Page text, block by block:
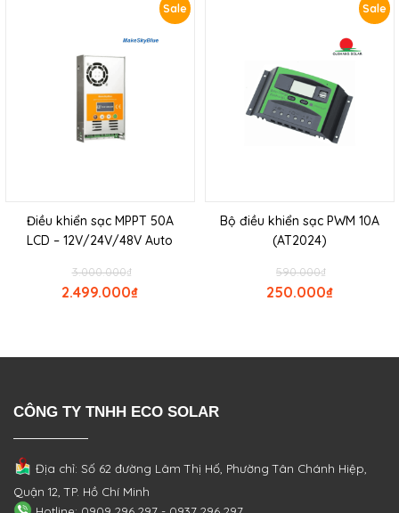
Sale
Điều khiển sạc MPPT 50A
LCD – 12V/24V/48V Auto
₫
3.000.000
₫
2.499.000
Sale
Bộ điều khiển sạc PWM 10A
(AT2024)
₫
590.000
₫
250.000
CÔNG TY TNHH ECO SOLAR
Địa chỉ: Số 62 đường Lâm Thị Hố, PhườngTân Chánh Hiệp,
Quận 12, TP. Hồ Chí Minh